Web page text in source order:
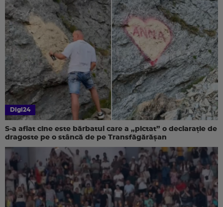
Digi24
S-a aflat cine este bărbatul care a „pictat” o declarație de
dragoste pe o stâncă de pe Transfăgărășan